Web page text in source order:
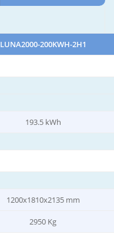
LUNA2000-200KWH-2H1
193.5 kWh
1200x1810x2135 mm
2950 Kg